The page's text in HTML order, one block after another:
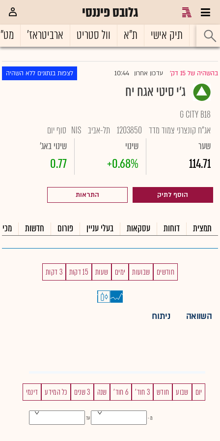
גלובס פיננסי
ראשי תיק אישי ת"א וול סטריט ארביטראז'
בהשהיה של 15 דק' |עדכון אחרון 10:44 לצפות בנתונים ללא השהיה
ג'י סיטי אגח יח
G CITY B18
אג"ח קונצרני צמוד מדד 1203850 תל-אביב NIS סוף יום
שער
114.71
שינוי
+0.68%
שינוי באג'
0.77
הוסף לתיק התראות
תמצית דוחות עסקאות בעלי עניין פורום חדשות
חודשים שבועות ימים שעות 15 דקות 3 דקות
השוואה ניתוח
יום שבוע חודש 3 חוד' 6 חוד' שנה 3 שנים כל המידע דינמי
מ - עד